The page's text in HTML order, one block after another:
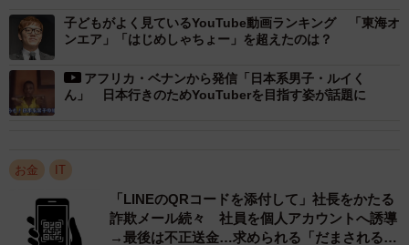
子どもがよく見ているYouTube動画ランキング 「東海オ
ンエア」「はじめしゃちょー」を超えたのは？
アフリカ・ベナンから発信「日本系男子・ルイく
ん」 日本行きのためYouTuberを目指す姿が話題に
お金 IT
「LINEのQRコードを添付して」社長をかたる
詐欺メール続々 社員を個人アカウントへ誘導
→最後は不正送金…求められる「だまされる前